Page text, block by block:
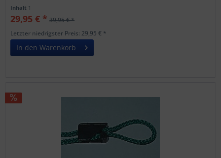
Inhalt 1
29,95 € * 39,95 € *
Letzter niedrigster Preis: 29,95 € *
In den Warenkorb